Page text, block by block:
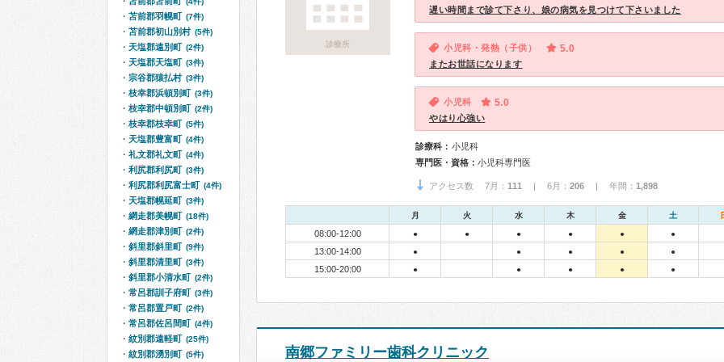
診療所
遅い時間まで診て下さり、娘の病気を見つけて下さいました
小児科・発熱（子供） 5.0
またお世話になります
小児科 5.0
やはり心強い
診療科： 小児科
専門医・資格： 小児科専門医
アクセス数 7月： 111 | 6月： 206 | 年間： 1,898
月 火 水 木 金 土
08:00-12:00 ● ● ● ● ● ●
13:00-14:00 ● ● ● ● ●
15:00-20:00 ● ● ● ● ●
南郷ファミリー歯科クリニック
苫前郡羽幌町 (7件)
苫前郡初山別村 (5件)
天塩郡遠別町 (2件)
天塩郡天塩町 (3件)
宗谷郡猿払村 (3件)
枝幸郡浜頓別町 (3件)
枝幸郡中頓別町 (2件)
枝幸郡枝幸町 (5件)
天塩郡豊富町 (4件)
礼文郡礼文町 (4件)
利尻郡利尻町 (3件)
利尻郡利尻富士町 (4件)
天塩郡幌延町 (3件)
網走郡美幌町 (18件)
網走郡津別町 (2件)
斜里郡斜里町 (9件)
斜里郡清里町 (3件)
斜里郡小清水町 (2件)
常呂郡訓子府町 (3件)
常呂郡置戸町 (2件)
常呂郡佐呂間町 (4件)
紋別郡遠軽町 (25件)
紋別郡湧別町 (5件)